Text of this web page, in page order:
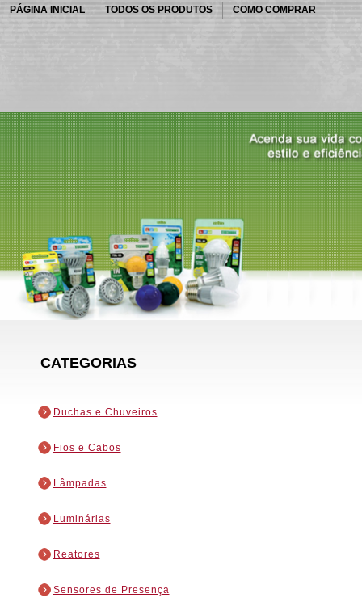
PÁGINA INICIAL TODOS OS PRODUTOS COMO COMPRAR
CATEGORIAS
Duchas e Chuveiros
Fios e Cabos
Lâmpadas
Luminárias
Reatores
Sensores de Presença